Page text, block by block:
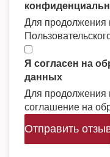
Для продолжения
Я согласен на
данных
Для продолжения
соглашение на
Отправить